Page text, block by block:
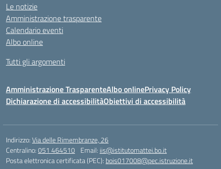
Le notizie
Amministrazione trasparente
Calendario eventi
Albo online
Tutti gli argomenti
Amministrazione TrasparenteAlbo onlinePrivacy Policy
Dichiarazione di accessibilitàObiettivi di accessibilità
Indirizzo:Via delle Rimembranze, 26
Centralino:051 464510 Email: iis@istitutomattei.bo.it
Posta elettronica certificata (PEC): bois017008@pec.istruzione.it